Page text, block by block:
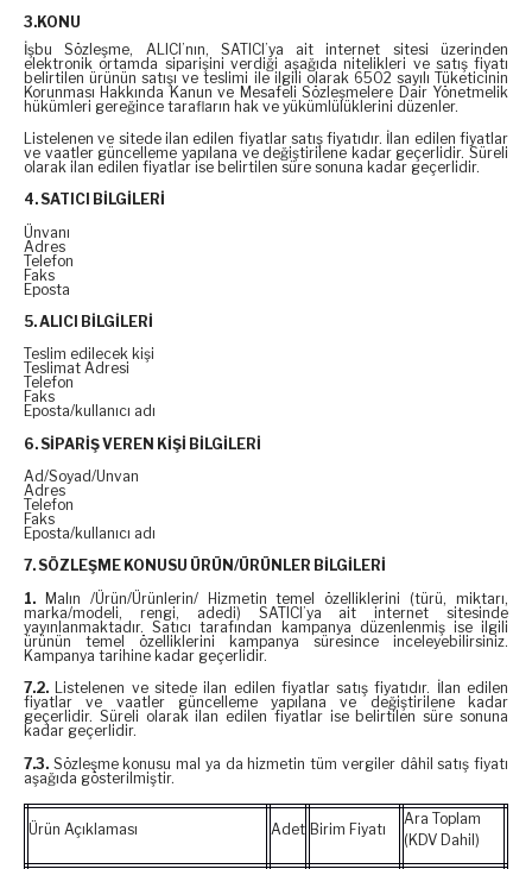
3.KONU
İşbu Sözleşme, ALICI’nın, SATICI’ya ait internet sitesi üzerinden
elektronik ortamda siparişini verdiği aşağıda nitelikleri ve satış fiyatı
belirtilen ürünün satışı ve teslimi ile ilgili olarak 6502 sayılı Tüketicinin
Korunması Hakkında Kanun ve Mesafeli Sözleşmelere Dair Yönetmelik
hükümleri gereğince tarafların hak ve yükümlülüklerini düzenler.
Listelenen ve sitede ilan edilen fiyatlar satış fiyatıdır. İlan edilen fiyatlar
ve vaatler güncelleme yapılana ve değiştirilene kadar geçerlidir. Süreli
olarak ilan edilen fiyatlar ise belirtilen süre sonuna kadar geçerlidir.
4. SATICI BİLGİLERİ
Ünvanı
Adres
Telefon
Faks
Eposta
5. ALICI BİLGİLERİ
Teslim edilecek kişi
Teslimat Adresi
Telefon
Faks
Eposta/kullanıcı adı
6. SİPARİŞ VEREN KİŞİ BİLGİLERİ
Ad/Soyad/Unvan
Adres
Telefon
Faks
Eposta/kullanıcı adı
7. SÖZLEŞME KONUSU ÜRÜN/ÜRÜNLER BİLGİLERİ
1. Malın /Ürün/Ürünlerin/ Hizmetin temel özelliklerini (türü, miktarı,
marka/modeli, rengi, adedi) SATICI’ya ait internet sitesinde
yayınlanmaktadır. Satıcı tarafından kampanya düzenlenmiş ise ilgili
ürünün temel özelliklerini kampanya süresince inceleyebilirsiniz.
Kampanya tarihine kadar geçerlidir.
7.2. Listelenen ve sitede ilan edilen fiyatlar satış fiyatıdır. İlan edilen
fiyatlar ve vaatler güncelleme yapılana ve değiştirilene kadar
geçerlidir. Süreli olarak ilan edilen fiyatlar ise belirtilen süre sonuna
kadar geçerlidir.
7.3. Sözleşme konusu mal ya da hizmetin tüm vergiler dâhil satış fiyatı
aşağıda gösterilmiştir.
Ürün Açıklaması Adet Birim Fiyatı
Ara Toplam
(KDV Dahil)